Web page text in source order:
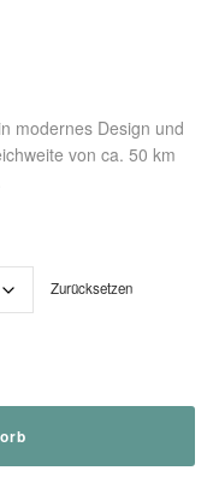
modernes Design und
von ca. 50 km
Zurücksetzen